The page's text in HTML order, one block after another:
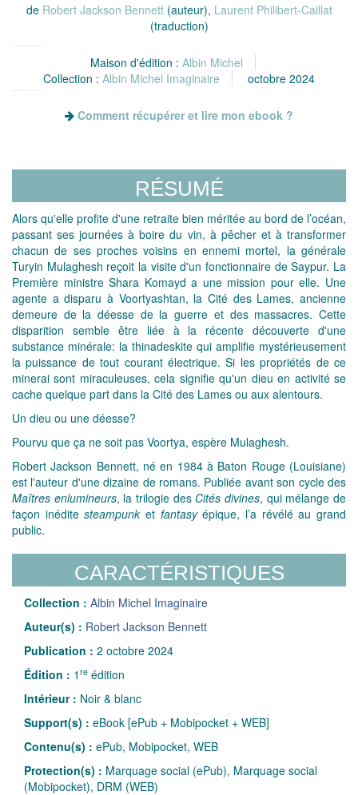
de Robert Jackson Bennett(auteur), Laurent Philibert-Caillat
(traduction)
Maison d'édition : Albin Michel
Collection : Albin Michel Imaginaire octobre 2024
Comment récupérer et lire mon ebook ?
RÉSUMÉ
Alors qu'elle profite d'une retraite bien méritée au bord de l’océan,
passant ses journées à boire du vin, à pêcher et à transformer
chacun de ses proches voisins en ennemi mortel, la générale
Turyin Mulaghesh reçoit la visite d'un fonctionnaire de Saypur. La
Première ministre Shara Komayd a une mission pour elle. Une
agente a disparu à Voortyashtan, la Cité des Lames, ancienne
demeure de la déesse de la guerre et des massacres. Cette
disparition semble être liée à la récente découverte d'une
substance minérale: la thinadeskite qui amplifie mystérieusement
la puissance de tout courant électrique. Si les propriétés de ce
minerai sont miraculeuses, cela signifie qu'un dieu en activité se
cache quelque part dans la Cité des Lames ou aux alentours.
Un dieu ou une déesse?
Pourvu que ça ne soit pas Voortya, espère Mulaghesh.
Robert Jackson Bennett, né en 1984 à Baton Rouge (Louisiane)
est l'auteur d'une dizaine de romans. Publiée avant son cycle des
Maîtres enlumineurs, la trilogie des Cités divines, qui mélange de
façon inéditesteampunket fantasyépique, l’a révélé au grand
public.
CARACTÉRISTIQUES
Collection : Albin Michel Imaginaire
Auteur(s) : Robert Jackson Bennett
Publication : 2 octobre 2024
Édition : 1 re édition
Intérieur : Noir & blanc
Support(s) : eBook [ePub + Mobipocket + WEB]
Contenu(s) : ePub, Mobipocket, WEB
Protection(s) : Marquage social (ePub), Marquage social
(Mobipocket), DRM (WEB)